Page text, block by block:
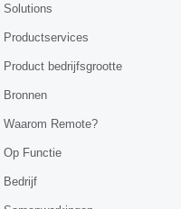
Solutions
Productservices
Product bedrijfsgrootte
Bronnen
Waarom Remote?
Op Functie
Bedrijf